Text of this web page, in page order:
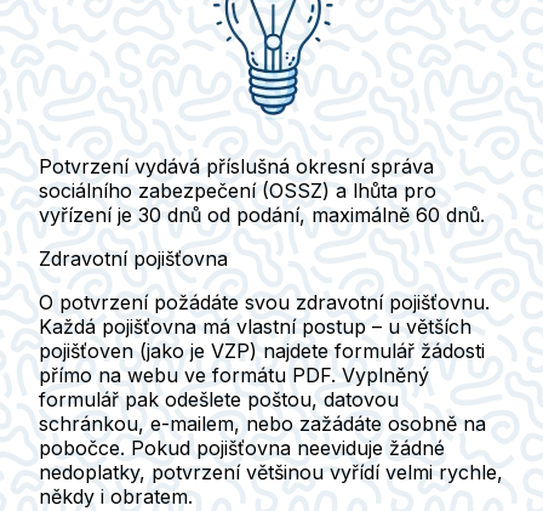
Potvrzení vydává příslušná okresní správa
sociálního zabezpečení(OSSZ) a lhůta pro
vyřízení je 30 dnů od podání, maximálně 60 dnů.
Zdravotní pojišťovna
O potvrzení požádáte svou zdravotní pojišťovnu.
Každá pojišťovna má vlastní postup – u větších
pojišťoven (jako je VZP) najdete formulář žádosti
přímo na webu ve formátu PDF. Vyplněný
formulář pak odešlete poštou, datovou
schránkou, e-mailem, nebo zažádáte osobně na
pobočce. Pokud pojišťovna neeviduje žádné
nedoplatky, potvrzení většinou vyřídí velmi rychle,
někdy i obratem.